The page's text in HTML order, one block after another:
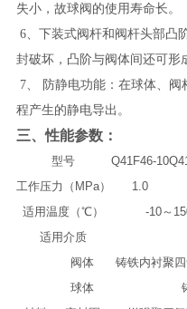
失小，故球阀的使用寿命长。
6、下装式阀杆和阀杆头部凸
封破坏，凸阶与阀体间还可形
7、 防静电功能：在球体、
程产生的静电导出。
三、性能参数：
型号 Q41F46-10
工作压力（MPa）
1.0
适用温度（℃）
-10～
适用介质
阀体 铸铁内衬聚
球体